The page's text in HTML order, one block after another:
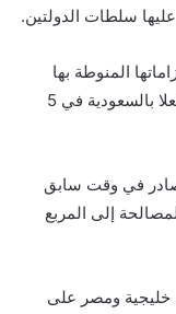
سلطات الدولتين.
المنوطة بها
بموجب اتفاق المصالحة الذي عقد في قمة العلا بالسعودية في 5
في وقت سابق
إلى المربع
فرض مقاطعة وحصار من 3 دول خليجية ومصر على